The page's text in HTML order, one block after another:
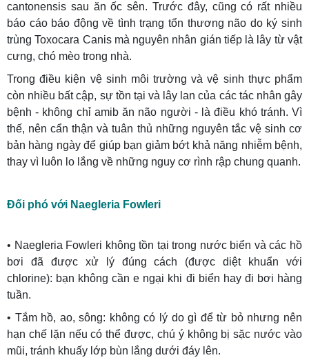
cantonensis sau ăn ốc sên. Trước đây, cũng có rất nhiều
báo cáo báo động về tình trạng tổn thương não do ký sinh
trùng Toxocara Canis mà nguyên nhân gián tiếp là lây từ vật
cưng, chó mèo trong nhà.
Trong điều kiện vệ sinh môi trường và vệ sinh thực phẩm
còn nhiều bất cập, sự tồn tại và lây lan của các tác nhân gây
bệnh - không chỉ amib ăn não người - là điều khó tránh. Vì
thế, nên cẩn thận và tuân thủ những nguyên tắc vệ sinh cơ
bản hàng ngày để giúp bạn giảm bớt khả năng nhiễm bệnh,
thay vì luôn lo lắng về những nguy cơ rình rập chung quanh.
Đối phó với Naegleria Fowleri
• Naegleria Fowleri không tồn tại trong nước biển và các hồ
bơi đã được xử lý đúng cách (được diệt khuẩn với
chlorine): bạn không cần e ngại khi đi biển hay đi bơi hàng
tuần.
• Tắm hồ, ao, sông: không có lý do gì để từ bỏ nhưng nên
hạn chế lặn nếu có thể được, chú ý không bị sặc nước vào
mũi, tránh khuấy lớp bùn lắng dưới đáy lên.